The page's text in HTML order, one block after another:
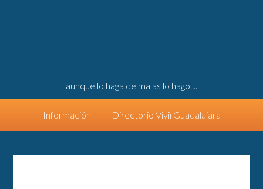
aunque lo haga de malas lo hago....
Información Directorio VivirGuadalajara